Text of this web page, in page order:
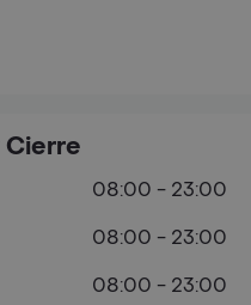
Cierre
08:00 - 23:00
08:00 - 23:00
08:00 - 23:00